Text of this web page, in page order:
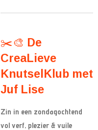
✂️🎨 De
CreaLieve
KnutselKlub met
Juf Lise
Zin in een zondagochtend
vol verf, plezier & vuile